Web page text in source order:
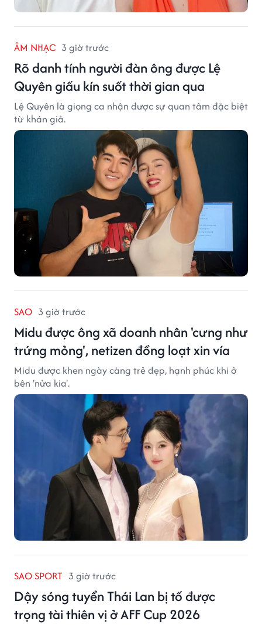
ÂM NHẠC 3 giờ trước
Rõ danh tính người đàn ông được Lệ
Quyên giấu kín suốt thời gian qua
Lệ Quyên là giọng ca nhận được sự quan tâm đặc biệt
từ khán giả.
SAO 3 giờ trước
Midu được ông xã doanh nhân 'cưng như
trứng mỏng', netizen đồng loạt xin vía
Midu được khen ngày càng trẻ đẹp, hạnh phúc khi ở
bên 'nửa kia'.
SAO SPORT 3 giờ trước
Dậy sóng tuyển Thái Lan bị tố được
trọng tài thiên vị ở AFF Cup 2026